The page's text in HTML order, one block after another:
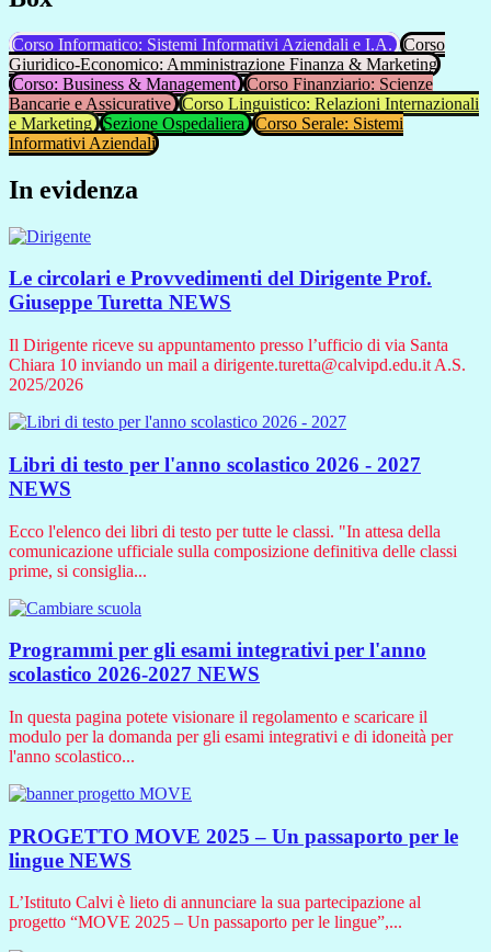
Corso Informatico: Sistemi Informativi Aziendali e I.A. Corso
Giuridico-Economico: Amministrazione Finanza & Marketing
Corso: Business & Management Corso Finanziario: Scienze
Bancarie e Assicurative Corso Linguistico: Relazioni Internazionali
e Marketing Sezione Ospedaliera Corso Serale: Sistemi
Informativi Aziendali
In evidenza
Le circolari e Provvedimenti del Dirigente Prof.
Giuseppe Turetta NEWS
Il Dirigente riceve su appuntamento presso l’ufficio di via Santa
Chiara 10 inviando un mail a dirigente.turetta@calvipd.edu.it A.S.
2025/2026
Libri di testo per l'anno scolastico 2026 - 2027
NEWS
Ecco l'elenco dei libri di testo per tutte le classi. "In attesa della
comunicazione ufficiale sulla composizione definitiva delle classi
prime, si consiglia...
Programmi per gli esami integrativi per l'anno
scolastico 2026-2027 NEWS
In questa pagina potete visionare il regolamento e scaricare il
modulo per la domanda per gli esami integrativi e di idoneità per
l'anno scolastico...
PROGETTO MOVE 2025 – Un passaporto per le
lingue NEWS
L’Istituto Calvi è lieto di annunciare la sua partecipazione al
progetto “MOVE 2025 – Un passaporto per le lingue”,...